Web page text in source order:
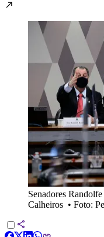
Senadores
Calheiros • Foto: